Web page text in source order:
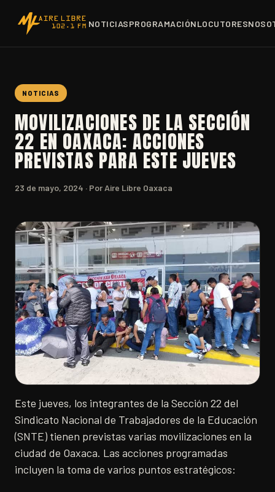
NOTICIASPROGRAMACIÓNLOCUTORES
NOTICIAS
MOVILIZACIONES DE LA SECCIÓN
22 EN OAXACA: ACCIONES
PREVISTAS PARA ESTE JUEVES
23 de mayo, 2024 · Por Aire Libre Oaxaca
Este jueves, los integrantes de la Sección 22 del
Sindicato Nacional de Trabajadores de la Educación
(SNTE) tienen previstas varias movilizaciones en la
ciudad de Oaxaca. Las acciones programadas
incluyen la toma de varios puntos estratégicos: